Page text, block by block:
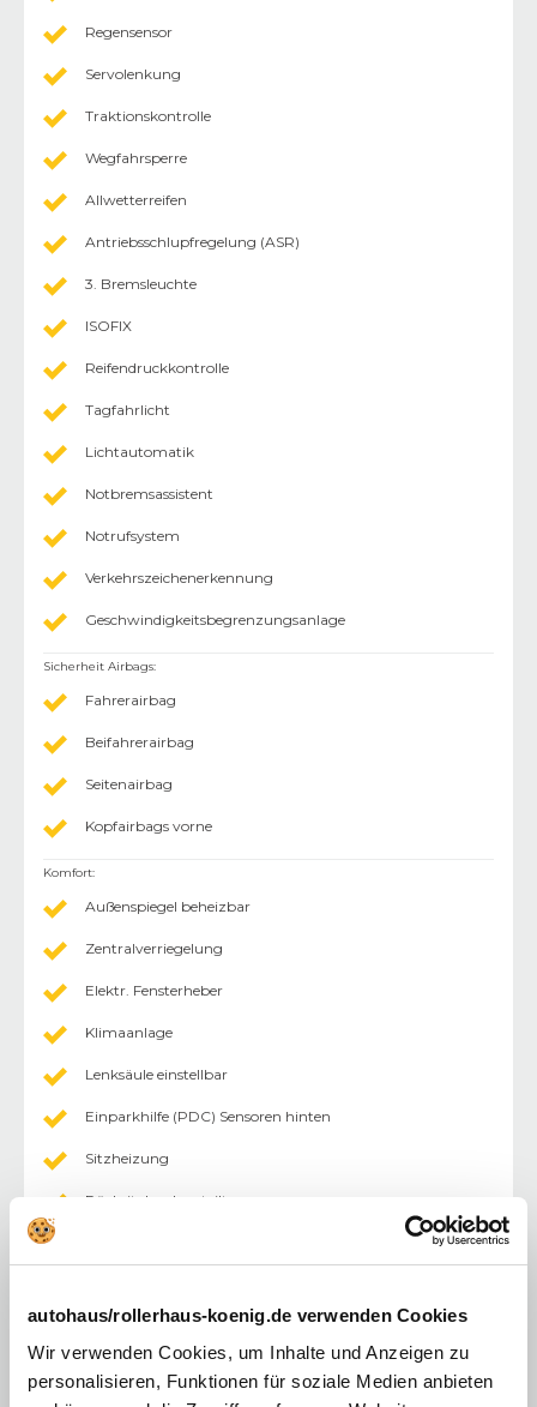
autohaus/rollerhaus-koenig.de verwenden Cookies
Wir verwenden Cookies, um Inhalte und Anzeigen zu
personalisieren, Funktionen für soziale Medien anbieten
Regensensor
Servolenkung
Traktionskontrolle
Wegfahrsperre
Allwetterreifen
Antriebsschlupfregelung (ASR)
3. Bremsleuchte
ISOFIX
Reifendruckkontrolle
Tagfahrlicht
Lichtautomatik
Notbremsassistent
Notrufsystem
Verkehrszeichenerkennung
Geschwindigkeitsbegrenzungsanlage
Sicherheit Airbags:
Fahrerairbag
Beifahrerairbag
Seitenairbag
Kopfairbags vorne
Komfort:
Außenspiegel beheizbar
Zentralverriegelung
Elektr. Fensterheber
Klimaanlage
Lenksäule einstellbar
Einparkhilfe (PDC) Sensoren hinten
Sitzheizung
Rücksitzbank geteilt
Außenspiegel abklappbar